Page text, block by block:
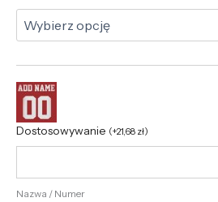
Dostosowywanie (+21,68 zł)
Nazwa / Numer